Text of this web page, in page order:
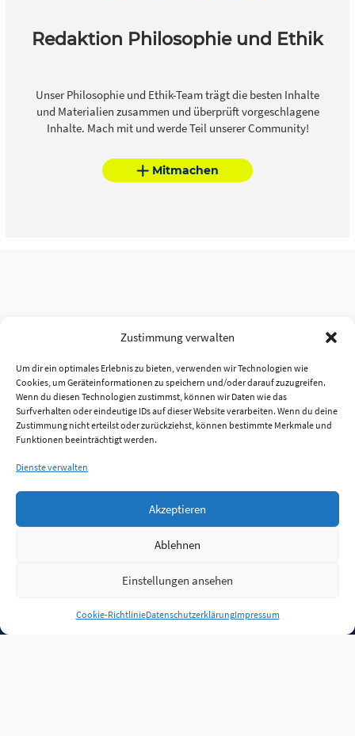
Zustimmung verwalten
Um dir ein optimales Erlebnis zu bieten, verwenden wir Technologien wie
Cookies, um Geräteinformationen zu speichern und/oder darauf zuzugreifen.
Wenn du diesen Technologien zustimmst, können wir Daten wie das
Surfverhalten oder eindeutige IDs auf dieser Website verarbeiten. Wenn du deine
Zustimmung nicht erteilst oder zurückziehst, können bestimmte Merkmale und
Funktionen beeinträchtigt werden.
Dienste verwalten
Akzeptieren
Ablehnen
Einstellungen ansehen
Cookie-RichtlinieDatenschutzerklärungImpressum
Redaktion Philosophie und Ethik
Unser Philosophie und Ethik-Team trägt die besten Inhalte
und Materialien zusammen und überprüft vorgeschlagene
Inhalte. Mach mit und werde Teil unserer Community!
Mitmachen
Anmelden
Jobs Partner FAQ Quellen